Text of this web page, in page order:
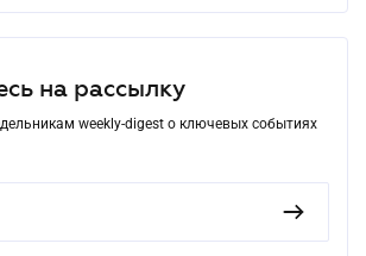
на рассылку
weekly-digest о ключевых событиях